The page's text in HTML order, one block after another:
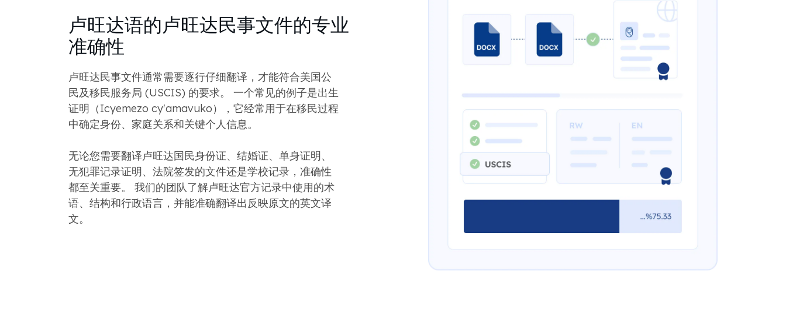
卢旺达语的卢旺达民事文件的专业
准确性
卢旺达民事文件通常需要逐行仔细翻译，才能符合美国公
民及移民服务局 (USCIS) 的要求。 一个常见的例子是出生
证明（Icyemezo cy'amavuko），它经常用于在移民过程
中确定身份、家庭关系和关键个人信息。
无论您需要翻译卢旺达国民身份证、结婚证、单身证明、
无犯罪记录证明、法院签发的文件还是学校记录，准确性
都至关重要。 我们的团队了解卢旺达官方记录中使用的术
语、结构和行政语言，并能准确翻译出反映原文的英文译
文。